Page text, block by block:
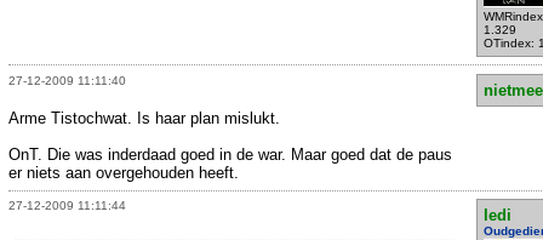
1.329
OTindex:
27-12-2009 11:11:40
Arme Tistochwat. Is haar plan mislukt.
OnT. Die was inderdaad goed in de war. Maar goed dat de paus
er niets aan overgehouden heeft.
27-12-2009 11:11:44
ledi